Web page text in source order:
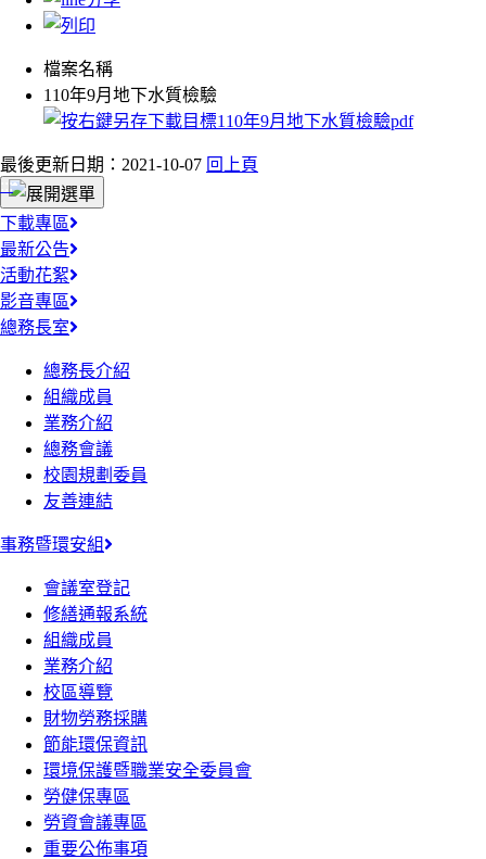
檔案名稱
110年9月地下水質檢驗
最後更新日期：2021-10-07 回上頁
:::
下載專區
最新公告
活動花絮
影音專區
總務長室
總務長介紹
組織成員
業務介紹
總務會議
校園規劃委員
友善連結
事務暨環安組
會議室登記
修繕通報系統
組織成員
業務介紹
校區導覽
財物勞務採購
節能環保資訊
環境保護暨職業安全委員會
勞健保專區
勞資會議專區
重要公佈事項